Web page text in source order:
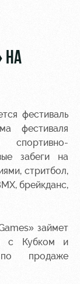
НА
фестиваль
фестиваля
забеги на
стритбол,
брейкданс,
займет
с Кубком и
продаже